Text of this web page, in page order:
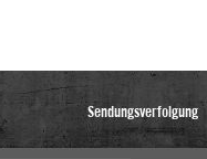
Sendungsverfolgung